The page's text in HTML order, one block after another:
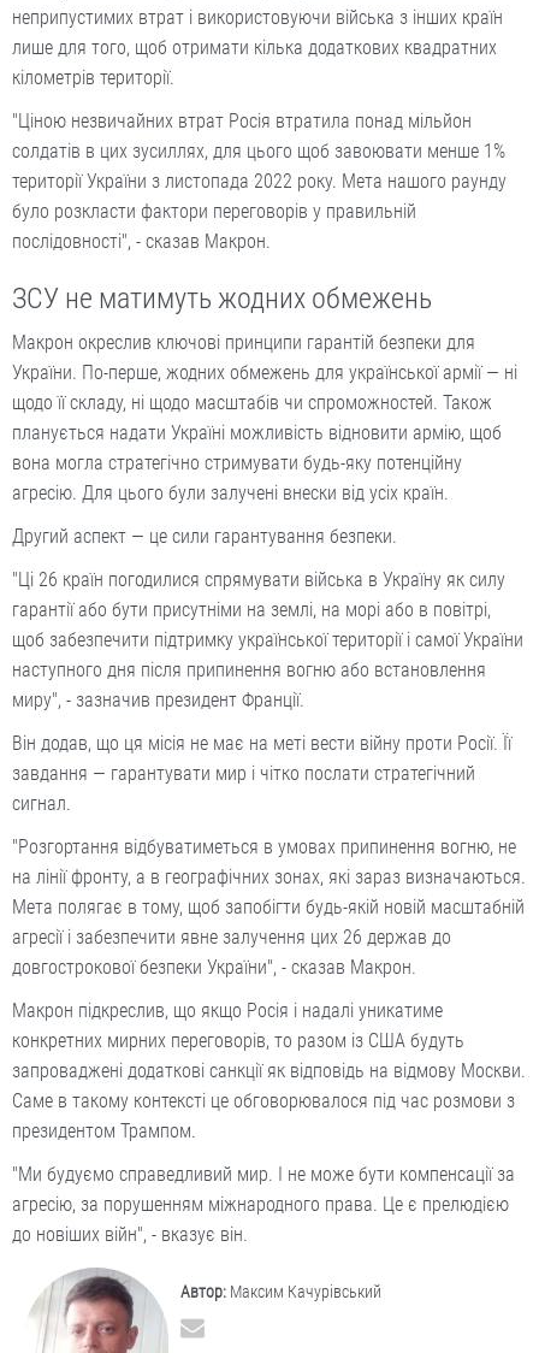
неприпустимих втрат і використовуючи війська з інших країн
лише для того, щоб отримати кілька додаткових квадратних
кілометрів території.
"Ціною незвичайних втрат Росія втратила понад мільйон
солдатів в цих зусиллях, для цього щоб завоювати менше 1%
території України з листопада 2022 року. Мета нашого раунду
було розкласти фактори переговорів у правильній
послідовності", - сказав Макрон.
ЗСУ не матимуть жодних обмежень
Макрон окреслив ключові принципи гарантій безпеки для
України. По-перше, жодних обмежень для української армії — ні
щодо її складу, ні щодо масштабів чи спроможностей. Також
планується надати Україні можливість відновити армію, щоб
вона могла стратегічно стримувати будь-яку потенційну
агресію. Для цього були залучені внески від усіх країн.
Другий аспект — це сили гарантування безпеки.
"Ці 26 країн погодилися спрямувати війська в Україну як силу
гарантії або бути присутніми на землі, на морі або в повітрі,
щоб забезпечити підтримку української території і самої України
наступного дня після припинення вогню або встановлення
миру", - зазначив президент Франції.
Він додав, що ця місія не має на меті вести війну проти Росії. Її
завдання — гарантувати мир і чітко послати стратегічний
сигнал.
"Розгортання відбуватиметься в умовах припинення вогню, не
на лінії фронту, а в географічних зонах, які зараз визначаються.
Мета полягає в тому, щоб запобігти будь-якій новій масштабній
агресії і забезпечити явне залучення цих 26 держав до
довгострокової безпеки України", - сказав Макрон.
Макрон підкреслив, що якщо Росія і надалі уникатиме
конкретних мирних переговорів, то разом із США будуть
запроваджені додаткові санкції як відповідь на відмову Москви.
Саме в такому контексті це обговорювалося під час розмови з
президентом Трампом.
"Ми будуємо справедливий мир. І не може бути компенсації за
агресію, за порушенням міжнародного права. Це є прелюдією
до новіших війн", - вказує він.
Автор: Максим Качурівський